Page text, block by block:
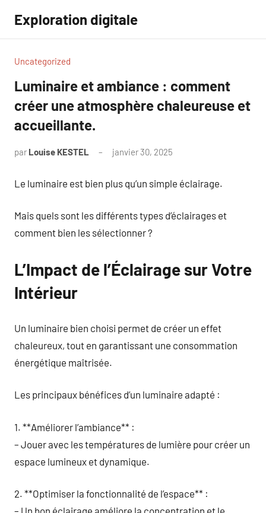
contenu
Exploration digitale
Uncategorized
Luminaire et ambiance : comment
créer une atmosphère chaleureuse et
accueillante.
par Louise KESTEL janvier 30, 2025
Le luminaire est bien plus qu’un simple éclairage.
Mais quels sont les différents types d’éclairages et
comment bien les sélectionner ?
L’Impact de l’Éclairage sur Votre
Intérieur
Un luminaire bien choisi permet de créer un effet
chaleureux, tout en garantissant une consommation
énergétique maîtrisée.
Les principaux bénéfices d’un luminaire adapté :
1. **Améliorer l’ambiance** :
– Jouer avec les températures de lumière pour créer un
espace lumineux et dynamique.
2. **Optimiser la fonctionnalité de l’espace** :
– Un bon éclairage améliore la concentration et le